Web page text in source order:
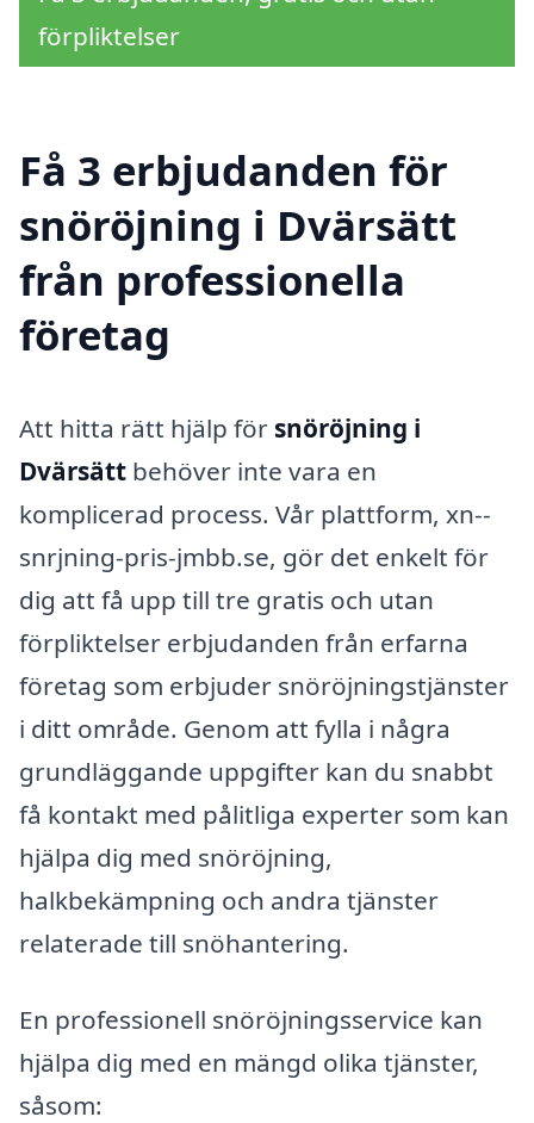
förpliktelser
Få 3 erbjudanden för
snöröjning i Dvärsätt
från professionella
företag
Att hitta rätt hjälp för snöröjning i
Dvärsätt behöver inte vara en
komplicerad process. Vår plattform, xn--
snrjning-pris-jmbb.se, gör det enkelt för
dig att få upp till tre gratis och utan
förpliktelser erbjudanden från erfarna
företag som erbjuder snöröjningstjänster
i ditt område. Genom att fylla i några
grundläggande uppgifter kan du snabbt
få kontakt med pålitliga experter som kan
hjälpa dig med snöröjning,
halkbekämpning och andra tjänster
relaterade till snöhantering.
En professionell snöröjningsservice kan
hjälpa dig med en mängd olika tjänster,
såsom: